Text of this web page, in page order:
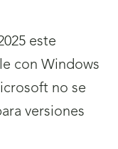
este
con Windows
no se
versiones